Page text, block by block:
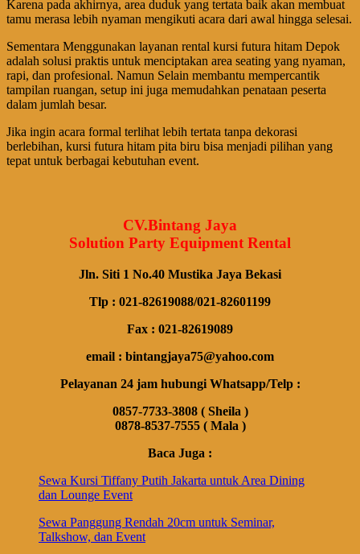
Karena pada akhirnya, area duduk yang tertata baik akan membuat
tamu merasa lebih nyaman mengikuti acara dari awal hingga selesai.
Sementara Menggunakan layanan rental kursi futura hitam Depok
adalah solusi praktis untuk menciptakan area seating yang nyaman,
rapi, dan profesional. Namun Selain membantu mempercantik
tampilan ruangan, setup ini juga memudahkan penataan peserta
dalam jumlah besar.
Jika ingin acara formal terlihat lebih tertata tanpa dekorasi
berlebihan, kursi futura hitam pita biru bisa menjadi pilihan yang
tepat untuk berbagai kebutuhan event.
CV.Bintang Jaya
Solution Party Equipment Rental
Jln. Siti 1 No.40 Mustika Jaya Bekasi
Tlp : 021-82619088/021-82601199
Fax : 021-82619089
email : bintangjaya75@yahoo.com
Pelayanan 24 jam hubungi Whatsapp/Telp :
0857-7733-3808 ( Sheila )
0878-8537-7555 ( Mala )
Baca Juga :
Sewa Kursi Tiffany Putih Jakarta untuk Area Dining
dan Lounge Event
Sewa Panggung Rendah 20cm untuk Seminar,
Talkshow, dan Event